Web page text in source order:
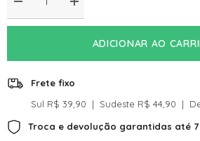
Diminuir
a
quantidade
De
Em
Murano
Nossa
De
Fátima
Aumentar
a
quantidade
Santa
De
Em
Nossa
Senhora
Fátima
ADICIONAR AO
Frete fixo
Sul R$ 39,90 ‎ | ‎ Sudeste R$ 44,90 ‎ |
Troca e devolução garantidas até 7